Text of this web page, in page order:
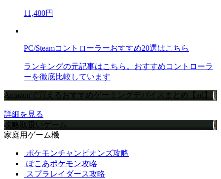
11,480円
PC/Steamコントローラーおすすめ20選はこちら
ランキングの元記事はこちら。おすすめコントローラ
ーを徹底比較しています
Amazonで買えるおすすめゲーミングデバイスまとめ【ad】
詳細を見る
攻略取扱いゲーム
家庭用ゲーム機
ポケモンチャンピオンズ攻略
ぽこあポケモン攻略
スプラレイダース攻略